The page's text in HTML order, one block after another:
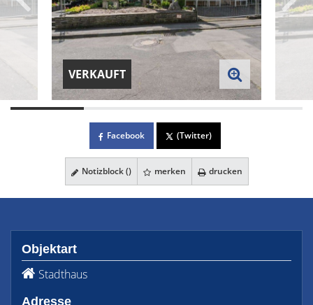
VERKAUFT
Facebook (Twitter)
Notizblock () merken drucken
Objektart
Stadthaus
Adresse